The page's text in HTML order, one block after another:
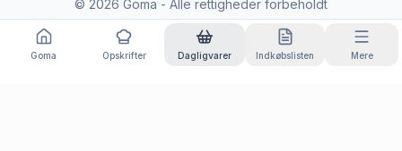
© 2026 Goma - Alle rettigheder forbeholdt
Goma Opskrifter Dagligvarer Indkøbslisten Mere